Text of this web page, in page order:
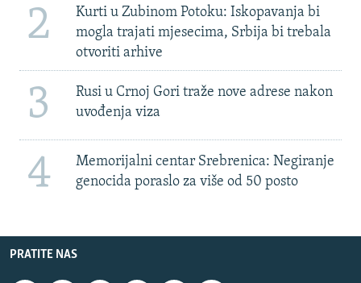
2
Kurti u Zubinom Potoku: Iskopavanja bi
mogla trajati mjesecima, Srbija bi trebala
otvoriti arhive
3
Rusi u Crnoj Gori traže nove adrese nakon
uvođenja viza
4
Memorijalni centar Srebrenica: Negiranje
genocida poraslo za više od 50 posto
PRATITE NAS